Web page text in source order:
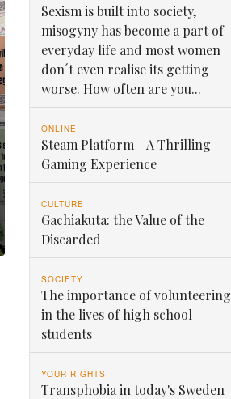
Sexism is built into society,
misogyny has become a part of
everyday life and most women
don´t even realise its getting
worse. How often are you...
ONLINE
Steam Platform - A Thrilling
Gaming Experience
CULTURE
Gachiakuta: the Value of the
Discarded
SOCIETY
The importance of volunteering
in the lives of high school
students
YOUR RIGHTS
Transphobia in today's Sweden